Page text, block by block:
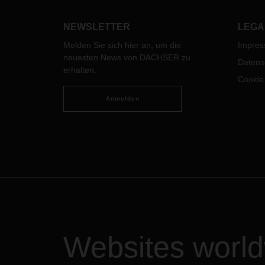
wird
Mit
NEWSLETTER
Melden Sie sich hier an, um die
neuesten News von DACHSER zu
erhalten.
Anmelden
Websites